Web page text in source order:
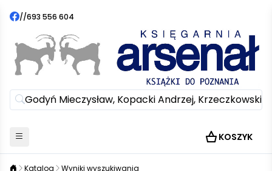
//693 556 604
KOSZYK
Katalog Wyniki wyszukiwania